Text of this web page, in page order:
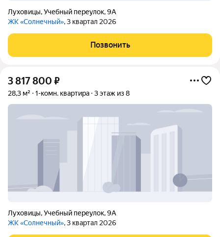
Луховицы,Учебный переулок,9А
ЖК «Солнечный», 3 квартал 2026
Позвонить
3 817 800 ₽
28,3 м² 1-комн. квартира 3 этаж из 8
Луховицы,Учебный переулок,9А
ЖК «Солнечный», 3 квартал 2026